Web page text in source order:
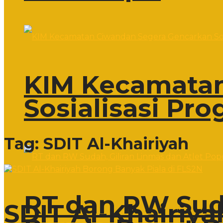
KIM
Sosialisasi
RT dan RW
Tag: SDIT Al-Khairiyah
SDIT Al-